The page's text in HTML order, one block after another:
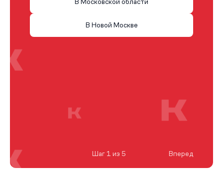
В Новой Москве
Шаг 1 из 5 Вперед